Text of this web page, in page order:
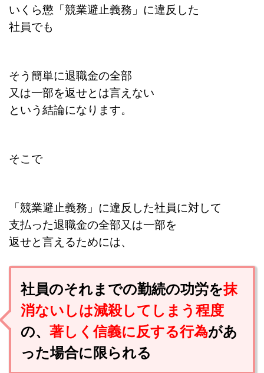
いくら懲「競業避止義務」に違反した
社員でも
そう簡単に退職金の全部
又は一部を返せとは言えない
という結論になります。
そこで
「競業避止義務」に違反した社員に対して
支払った退職金の全部又は一部を
返せと言えるためには、
社員のそれまでの勤続の功労を抹
消ないしは減殺してしまう程度
の、 著しく信義に反する行為があ
った場合に限られる